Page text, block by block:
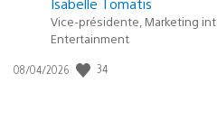
Isabelle Tomatis
Vice-présidente, Marketing
Entertainment
Date
08/04/2026 34